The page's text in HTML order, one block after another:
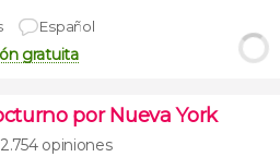
Español
gratuita
por Nueva York
2.754 opiniones